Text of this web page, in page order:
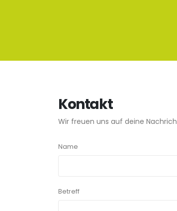
Kontakt
Wir freuen uns auf deine
Name
Betreff